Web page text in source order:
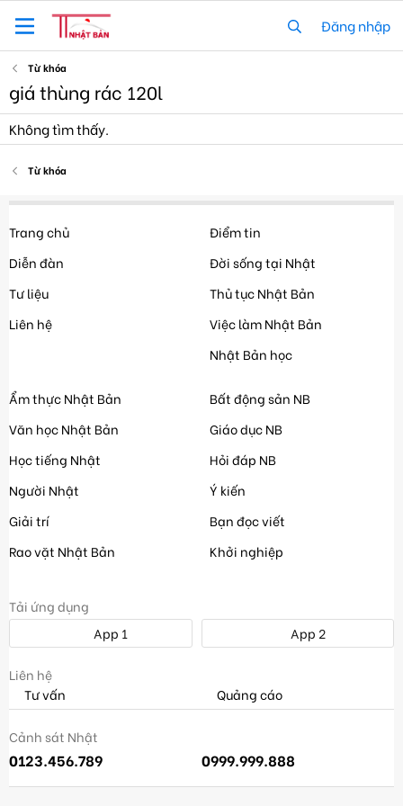
Đăng nhập
Từ khóa
giá thùng rác 120l
Không tìm thấy.
Từ khóa
Trang chủ
Diễn đàn
Tư liệu
Liên hệ
Điểm tin
Đời sống tại Nhật
Thủ tục Nhật Bản
Việc làm Nhật Bản
Nhật Bản học
Ẩm thực Nhật Bản
Văn học Nhật Bản
Học tiếng Nhật
Người Nhật
Giải trí
Rao vặt Nhật Bản
Bất động sản NB
Giáo dục NB
Hỏi đáp NB
Ý kiến
Bạn đọc viết
Khởi nghiệp
Tải ứng dụng
App 1
App 2
Liên hệ
Tư vấn
Quảng cáo
Cảnh sát Nhật
0123.456.789 0999.999.888